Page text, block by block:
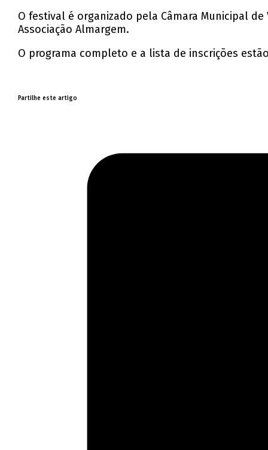
O festival é organizado pela Câmara Municipal
Associação Almargem.
O programa completo e a lista de inscrições
Partilhe este artigo